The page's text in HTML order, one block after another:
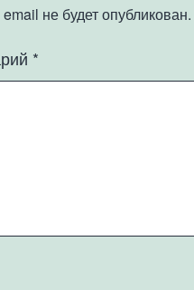
не будет опубликован.
*